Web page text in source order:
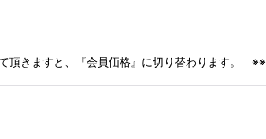
ますと、『会員価格』に切り替わります。 ※※